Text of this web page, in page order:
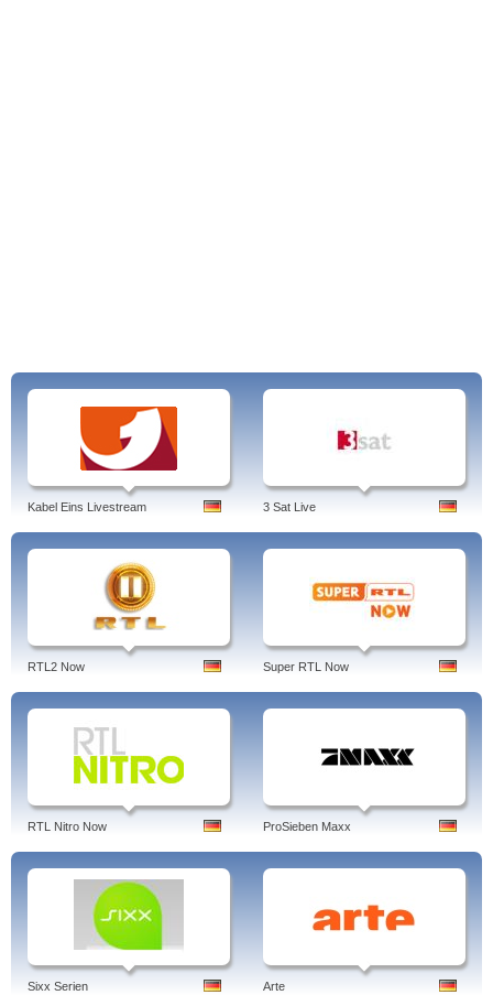
Neben einer Vielzahl selbstproduzierter Dokus übernimmt DW auch
Programme von ARD und ZDF, darunter die Nachrichten und beliebte
Talkshows wie Menschen bei Maischberger, Marcus Lanz und Günther Jauch.
Author: Jens Borghardt
Linked-in
Kabel Eins Livestream 3 Sat Live
RTL2 Now Super RTL Now
RTL Nitro Now ProSieben Maxx
Sixx Serien Arte